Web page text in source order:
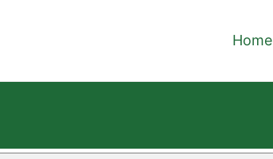
Home